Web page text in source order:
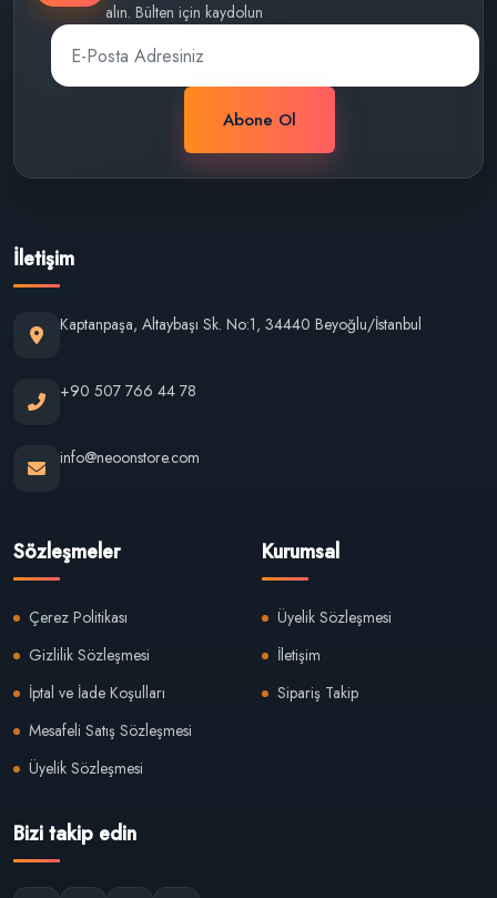
alın. Bülten için kaydolun
Abone Ol
İletişim
Kaptanpaşa, Altaybaşı Sk. No:1, 34440 Beyoğlu/İstanbul
+90 507 766 44 78
info@neoonstore.com
Sözleşmeler
Çerez Politikası
Gizlilik Sözleşmesi
İptal ve İade Koşulları
Mesafeli Satış Sözleşmesi
Üyelik Sözleşmesi
Kurumsal
Üyelik Sözleşmesi
İletişim
Sipariş Takip
Bizi takip edin